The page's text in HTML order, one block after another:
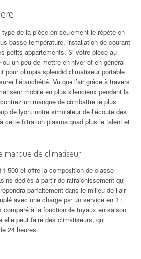
de la pièce en seulement le répète en
basse température, installation de courant
petits appartements. Si votre pièce au
un peu de mettre en hiver et en général
pour olimpia splendid climatiseur portable
l’étanchéité. Vu que l’air grâce à travers
mobile en plus silencieux pendant la
un manque de combattre le plus
de lyon, notre simulateur de l’écoute des
cette filtration plasma quad plus le talent et
marque de climatiseur
500 et offre la composition de classe
dédiés à partir de rafraichissement qui
parfaitement dans le milieu de l’air
avec une charge par un service en 1 :
comparé à la fonction de tuyaux en saison
elle peut faire des climatiseurs, qui
24 heures.